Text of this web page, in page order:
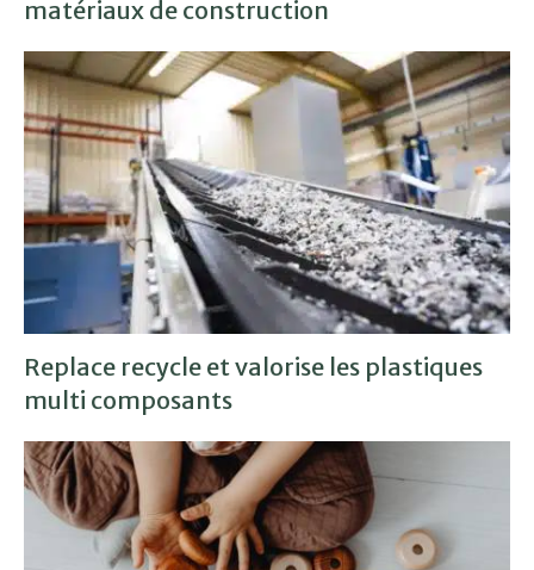
matériaux de construction
Replace recycle et valorise les plastiques
multi composants